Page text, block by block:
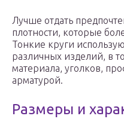
Лучше отдать
плотности, которые
Тонкие круги
различных изделий, в
материала, уголков,
арматурой.
Размеры и